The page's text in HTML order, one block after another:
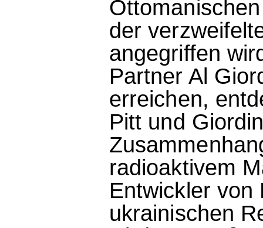
der
angegriffen
Partner Al
erreichen,
Pitt und
radioaktivem
Entwickler von
ukrainischen